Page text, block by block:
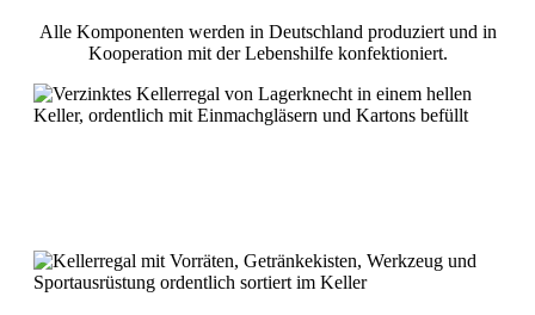
Alle Komponenten werden in Deutschland produziert und in
Kooperation mit der Lebenshilfe konfektioniert.